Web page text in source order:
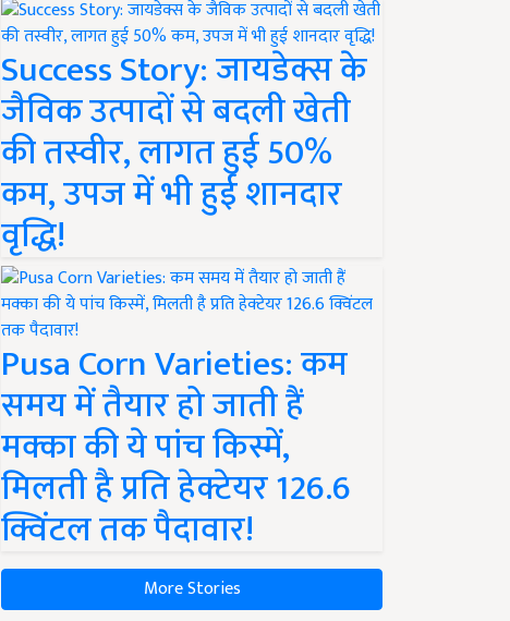
Success Story: जायडेक्स के
जैविक उत्पादों से बदली खेती
की तस्वीर, लागत हुई 50%
कम, उपज में भी हुई शानदार
वृद्धि!
Pusa Corn Varieties: कम
समय में तैयार हो जाती हैं
मक्का की ये पांच किस्में,
मिलती है प्रति हेक्टेयर 126.6
क्विंटल तक पैदावार!
More Stories